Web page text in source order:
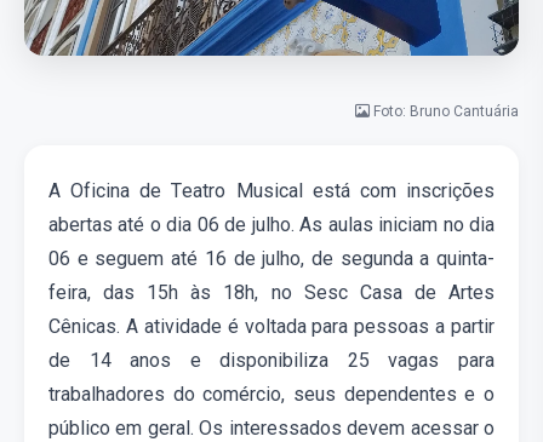
Foto: Bruno Cantuária
A Oficina de Teatro Musicalestá com inscrições
abertas até o dia 06 de julho.As aulas iniciam no dia
06 e seguem até 16 de julho, de segunda a quinta-
feira, das 15h às 18h, no Sesc Casa de Artes
Cênicas. A atividade é voltada para pessoas a partir
de 14 anos e disponibiliza 25 vagas para
trabalhadores do comércio, seus dependentes e o
público em geral. Os interessados devem acessar o